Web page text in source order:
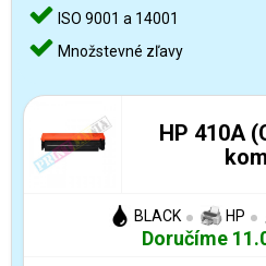
ISO 9001 a 14001
Množstevné zľavy
HP 410A
BLACK HP
Doručíme